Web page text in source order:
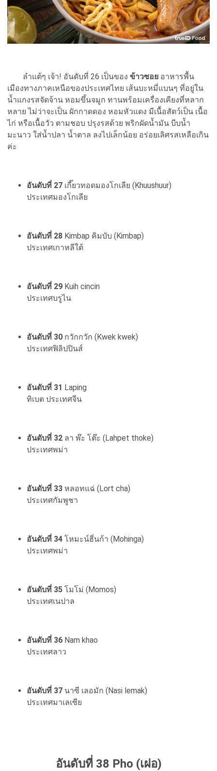
ลำแต้ๆ เจ้า! อันดับที่ 26 เป็นของ ข้าวซอย อาหารพื้น
เมืองทางภาคเหนือของประเทศไทย เส้นบะหมี่แบนๆ ที่อยู่ใน
น้ำแกงรสจัดจ้าน หอมขึ้นจมูก ทานพร้อมเครื่องเคียงที่หลาก
หลาย ไม่ว่าจะเป็น ผักกาดดอง หอมหัวแดง มีเนื้อสัตว์เป็น เนื้อ
ไก่ หรือเนื้อวัว ตามชอบ ปรุงรสด้วย พริกผัดน้ำมัน บีบน้ำ
มะนาว ใส่น้ำปลา น้ำตาล ลงไปเล็กน้อย อร่อยเลิศรสเหลือเกิน
ค่ะ
อันดับที่ 27 เกี๊ยวทอดมองโกเลีย (Khuushuur)
ประเทศมองโกเลีย
อันดับที่ 28 Kimbap คิมบับ (Kimbap)
ประเทศเกาหลีใต้
อันดับที่ 29 Kuih cincin
ประเทศบรูไน
อันดับที่ 30 กวักกวัก (Kwek kwek)
ประเทศฟิลิปปินส์
อันดับที่ 31 Laping
ทิเบต ประเทศจีน
อันดับที่ 32 ลา พ๊ะ โต๊ะ (Lahpet thoke)
ประเทศพม่า
อันดับที่ 33 หลอทแฉ่ (Lort cha)
ประเทศกัมพูชา
อันดับที่ 34 โหมะน์ฮี่นก้า (Mohinga)
ประเทศพม่า
อันดับที่ 35 โมโม่ (Momos)
ประเทศเนปาล
อันดับที่ 36 Nam khao
ประเทศลาว
อันดับที่ 37 นาซี เลอมัก (Nasi lemak)
ประเทศมาเลเซีย
อันดับที่ 38 Pho (เฝอ)